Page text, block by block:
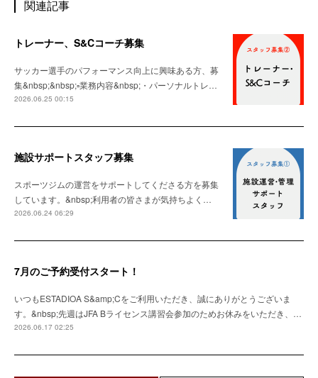
関連記事
トレーナー、S&Cコーチ募集
サッカー選手のパフォーマンス向上に興味ある方、募
集&nbsp;&nbsp;▫️業務内容&nbsp;・パーソナルトレ…
2026.06.25 00:15
施設サポートスタッフ募集
スポーツジムの運営をサポートしてくださる方を募集
しています。&nbsp;利用者の皆さまが気持ちよく…
2026.06.24 06:29
7月のご予約受付スタート！
いつもESTADIOA S&amp;Cをご利用いただき、誠にありがとうございま
す。&nbsp;先週はJFA Bライセンス講習会参加のためお休みをいただき、…
2026.06.17 02:25